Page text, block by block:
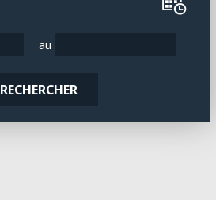
au
RECHERCHER